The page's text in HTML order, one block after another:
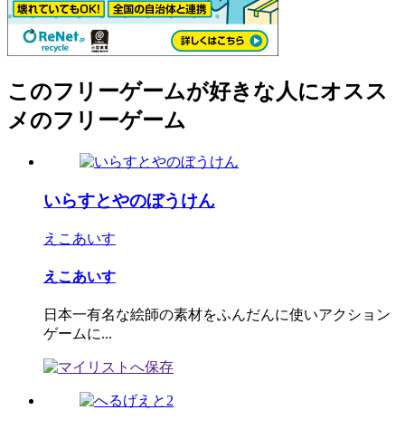
このフリーゲームが好きな人にオスス
メのフリーゲーム
いらすとやのぼうけん
えこあいす
えこあいす
日本一有名な絵師の素材をふんだんに使いアクション
ゲームに...